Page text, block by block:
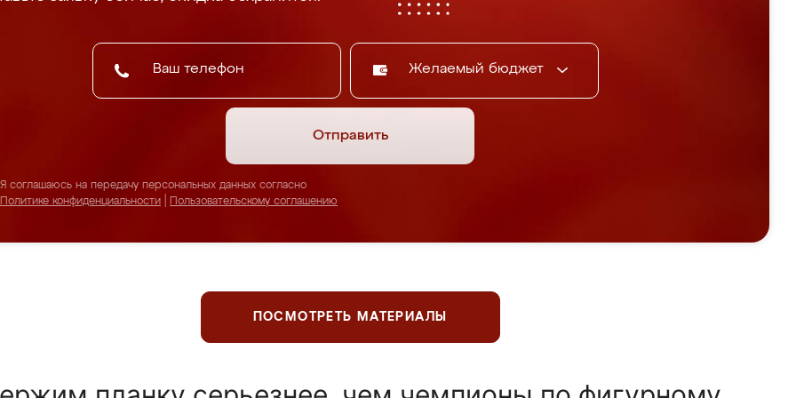
Желаемый бюджет
Отправить
Я соглашаюсь на передачу персональных данных согласно
Политике конфиденциальности
Пользовательскому соглашению
ПОСМОТРЕТЬ МАТЕРИАЛЫ